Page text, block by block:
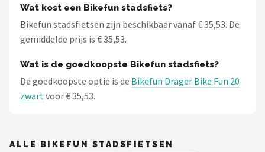
Wat kost een Bikefun stadsfiets?
Bikefun stadsfietsen zijn beschikbaar vanaf € 35,53. De
gemiddelde prijs is € 35,53.
Wat is de goedkoopste Bikefun stadsfiets?
De goedkoopste optie is de Bikefun Drager Bike Fun 20
zwartvoor € 35,53.
ALLE BIKEFUN STADSFIETSEN